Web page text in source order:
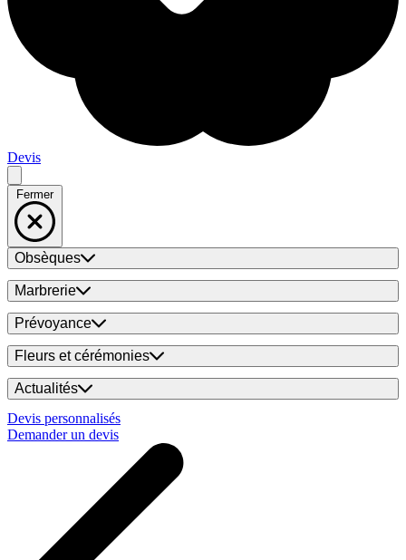
Devis
Fermer
Obsèques
Marbrerie
Prévoyance
Fleurs et cérémonies
Actualités
Devis personnalisés
Demander un devis